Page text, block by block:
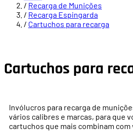
/ Recarga de Munições
/ Recarga Espingarda
/ Cartuchos para recarga
Cartuchos para
Invólucros para recarga de
vários calibres e marcas, para que
cartuchos que mais combinam com